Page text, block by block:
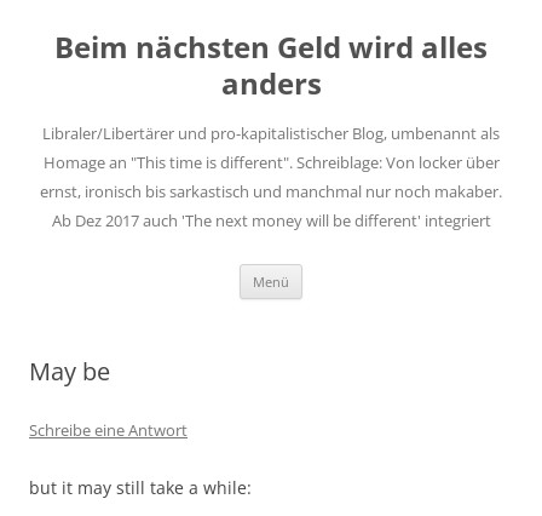
springen
Beim nächsten Geld wird alles
anders
Libraler/Libertärer und pro-kapitalistischer Blog, umbenannt als
Homage an "This time is different". Schreiblage: Von locker über
ernst, ironisch bis sarkastisch und manchmal nur noch makaber.
Ab Dez 2017 auch 'The next money will be different' integriert
Menü
May be
Schreibe eine Antwort
but it may still take a while: